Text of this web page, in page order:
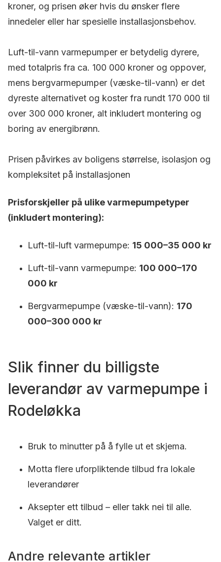
kroner, og prisen øker hvis du ønsker flere
innedeler eller har spesielle installasjonsbehov.
Luft-til-vann varmepumper er betydelig dyrere,
med totalpris fra ca. 100 000 kroner og oppover,
mens bergvarmepumper (væske-til-vann) er det
dyreste alternativet og koster fra rundt 170 000 til
over 300 000 kroner, alt inkludert montering og
boring av energibrønn.
Prisen påvirkes av boligens størrelse, isolasjon og
kompleksitet på installasjonen
Prisforskjeller på ulike varmepumpetyper
(inkludert montering):
Luft-til-luft varmepumpe: 15 000–35 000 kr
Luft-til-vann varmepumpe: 100 000–170
000 kr
Bergvarmepumpe (væske-til-vann): 170
000–300 000 kr
Slik finner du billigste
leverandør av varmepumpe i
Rodeløkka
Bruk to minutter på å fylle ut et skjema.
Motta flere uforpliktende tilbud fra lokale
leverandører
Aksepter ett tilbud – eller takk nei til alle.
Valget er ditt.
Andre relevante artikler